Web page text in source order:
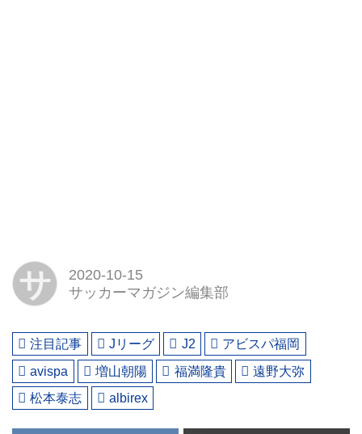
サ
2020-10-15
サッカーマガジン編集部
注目記事 Jリーグ J2
アビスパ福岡
avispa
増山朝陽 福満隆貴
遠野大弥
松本泰志
albirex